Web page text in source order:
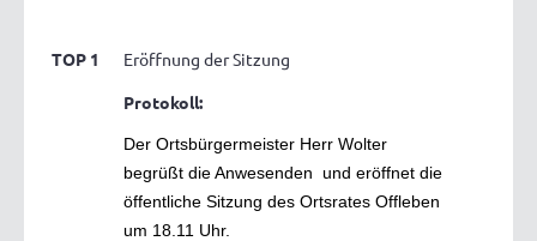
TOP 1
Eröffnung der Sitzung
Protokoll:
Der Ortsbürgermeister Herr Wolter
begrüßt die Anwesenden und eröffnet die
öffentliche Sitzung des Ortsrates Offleben
um 18.11 Uhr.